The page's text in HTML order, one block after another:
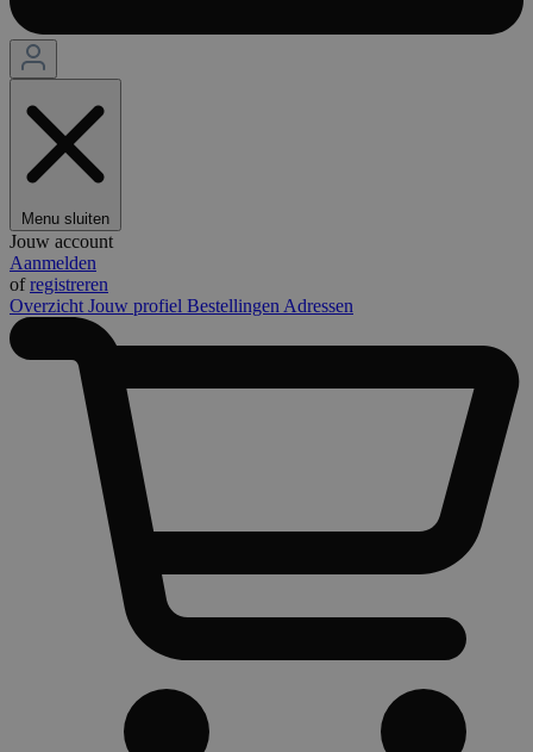
Menu sluiten
Jouw account
Aanmelden
ofregistreren
Overzicht Jouw profiel Bestellingen Adressen